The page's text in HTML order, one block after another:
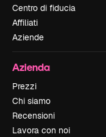
Centro di fiducia
Affiliati
Aziende
Azienda
Prezzi
Chi siamo
Recensioni
Lavora con noi